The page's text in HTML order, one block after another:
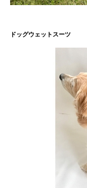
ドッグウェットスーツ